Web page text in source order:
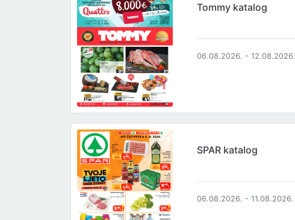
Tommy katalog
06.08.2026. - 12.08.2026.
SPAR katalog
06.08.2026. - 11.08.2026.